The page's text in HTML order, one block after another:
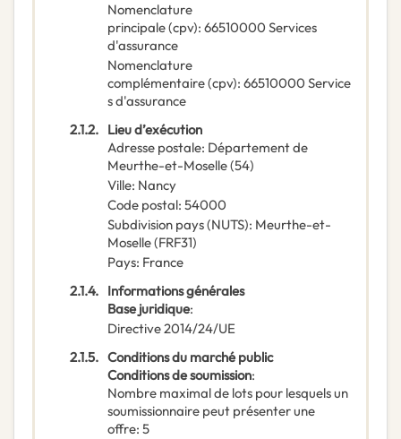
Nomenclature
principale(cpv): 66510000 Services
d'assurance
Nomenclature
complémentaire(cpv): 66510000 Service
s d'assurance
2.1.2. Lieu d’exécution
Adresse postale: Département de
Meurthe-et-Moselle (54)
Ville: Nancy
Code postal: 54000
Subdivision pays (NUTS): Meurthe-et-
Moselle(FRF31)
Pays: France
2.1.4. Informations générales
Base juridique:
Directive 2014/24/UE
2.1.5. Conditions du marché public
Conditions de soumission:
Nombre maximal de lots pour lesquels un
soumissionnaire peut présenter une
offre: 5